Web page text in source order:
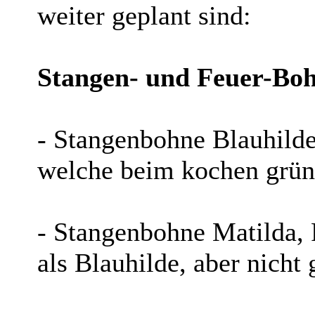
weiter geplant sind:
Stangen- und Feuer-
- Stangenbohne
welche beim kochen
- Stangenbohne
als Blauhilde, aber nicht